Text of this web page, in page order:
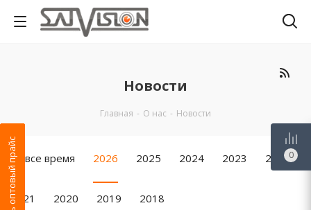
Новости
Главная - О нас - Новости
За все время 2026 2025 2024 2023 2022
2021 2020 2019 2018
0